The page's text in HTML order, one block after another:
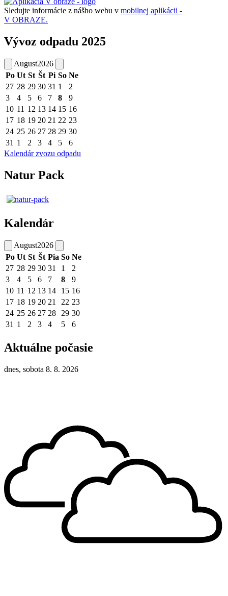
Sledujte informácie z nášho webu v mobilnej aplikácii -
V OBRAZE.
Vývoz odpadu 2025
August2026
Po Ut St Št Pi So Ne
27 28 29 30 31 1
2
3
4 5 6 7 8
9
10 11 12 13 14 15 16
17 18 19 20 21 22 23
24 25 26 27 28 29 30
31 1 2 3 4 5
6
Kalendár zvozu odpadu
Natur Pack
Kalendár
August2026
Po Ut St Št Pia So Ne
27 28 29 30 31 1
2
3
4 5 6 7 8
9
10 11 12 13 14 15 16
17 18 19 20 21 22 23
24 25 26 27 28 29 30
31 1 2 3 4 5 6
Aktuálne počasie
dnes, sobota 8. 8. 2026